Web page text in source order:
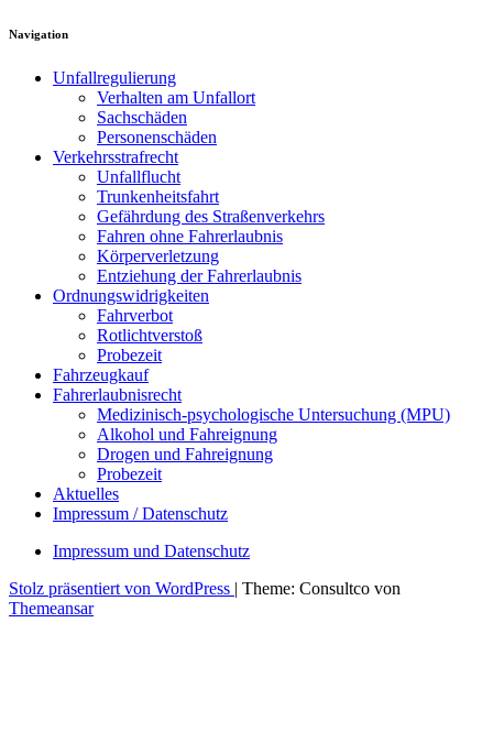
Navigation
Unfallregulierung
Verhalten am Unfallort
Sachschäden
Personenschäden
Verkehrsstrafrecht
Unfallflucht
Trunkenheitsfahrt
Gefährdung des Straßenverkehrs
Fahren ohne Fahrerlaubnis
Körperverletzung
Entziehung der Fahrerlaubnis
Ordnungswidrigkeiten
Fahrverbot
Rotlichtverstoß
Probezeit
Fahrzeugkauf
Fahrerlaubnisrecht
Medizinisch-psychologische Untersuchung (MPU)
Alkohol und Fahreignung
Drogen und Fahreignung
Probezeit
Aktuelles
Impressum / Datenschutz
Impressum und Datenschutz
Stolz präsentiert von WordPress | Theme: Consultco von
Themeansar